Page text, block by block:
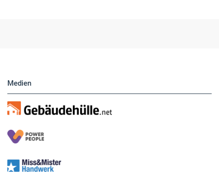
Medien